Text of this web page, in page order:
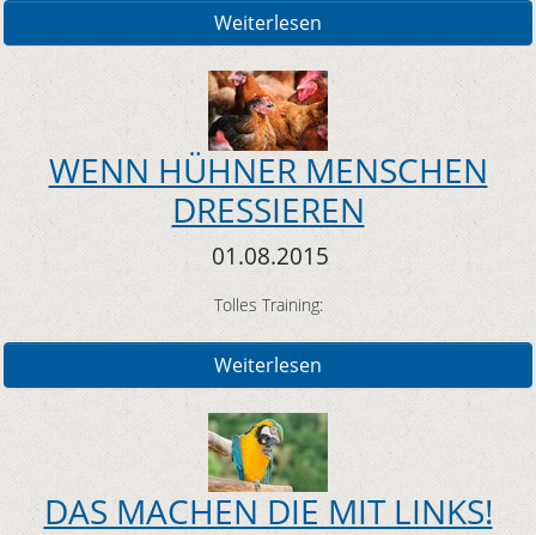
Weiterlesen
WENN HÜHNER MENSCHEN
DRESSIEREN
01.08.2015
Tolles Training:
Weiterlesen
DAS MACHEN DIE MIT LINKS!